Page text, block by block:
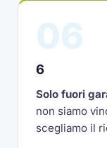
6
Solo fuori
non siamo
scegliamo il